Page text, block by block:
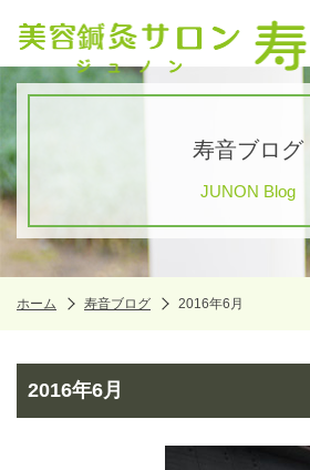
寿音ブログ
JUNON Blog
ホーム 寿音ブログ 2016年6月
2016年6月